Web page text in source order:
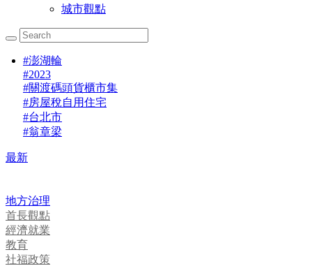
城市觀點
#澎湖輪
#2023
#關渡碼頭貨櫃市集
#房屋稅自用住宅
#台北市
#翁章梁
最新
地方治理
首長觀點
經濟就業
教育
社福政策